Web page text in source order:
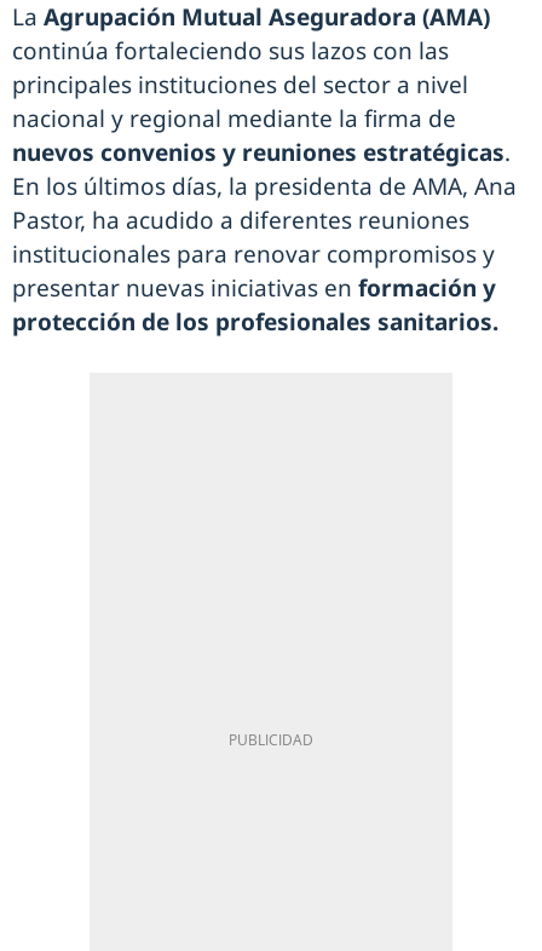
La Agrupación Mutual Aseguradora (AMA)
continúa fortaleciendo sus lazos con las
principales instituciones del sector a nivel
nacional y regional mediante la firma de
nuevos convenios y reuniones estratégicas.
En los últimos días, la presidenta de AMA, Ana
Pastor, ha acudido a diferentes reuniones
institucionales para renovar compromisos y
presentar nuevas iniciativas en formación y
protección de los profesionales sanitarios.